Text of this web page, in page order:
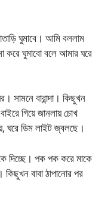
ঘুমাবে। আমি বললাম
করে ঘুমাবো বলে আমার ঘরে
সামনে বারান্দা। কিছুখন
গিয়ে জানলায় চোখ
ঘরে ডিম লাইট জ্বলছে।
দিচ্ছে। পক পক করে মাকে
কিছুখন বাবা ঠাপানোর পর